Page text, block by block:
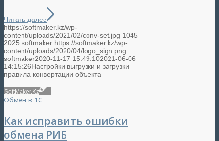
Читать далее
https://softmaker.kz/wp-
content/uploads/2021/02/conv-set.jpg 1045
2025 softmaker https://softmaker.kz/wp-
content/uploads/2020/04/logo_sign.png
softmaker2020-11-17 15:49:102021-06-06
14:15:26Настройки выгрузки и загрузки
правила конвертации объекта
SoftMaker.Kz
Обмен в 1С
Как исправить ошибки
обмена РИБ